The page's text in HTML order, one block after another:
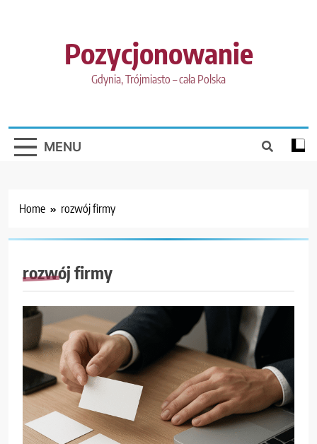
Pozycjonowanie
Gdynia, Trójmiasto – cała Polska
MENU
Home rozwój firmy
rozwój firmy